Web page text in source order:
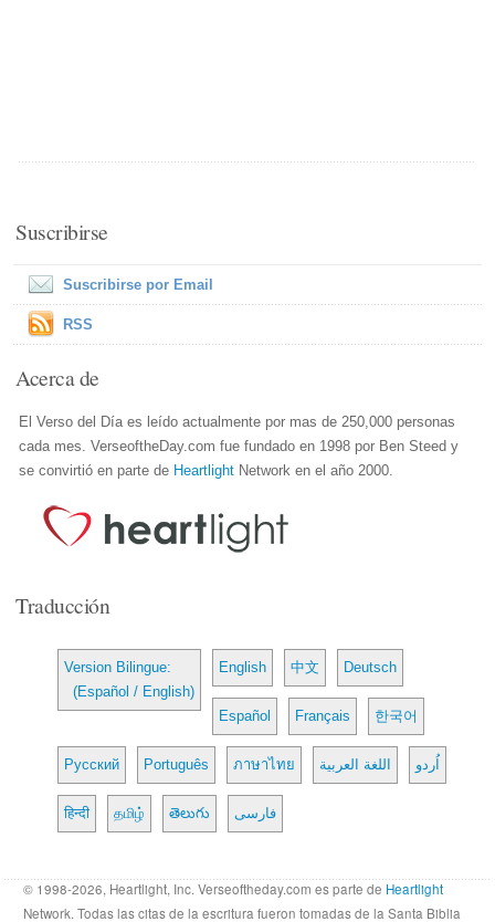
Suscribirse
Suscribirse por Email
RSS
Acerca de
El Verso del Día es leído actualmente por mas de 250,000 personas
cada mes. VerseoftheDay.com fue fundado en 1998 por Ben Steed y
se convirtió en parte de Heartlight Network en el año 2000.
Traducción
Version Bilingue:
(Español / English)
English 中文 Deutsch
Español Français 한국어
Русский Português ภาษาไทย اللغة العربية اُردو
हिन्दी தமிழ் తెలుగు فارسی
© 1998-2026, Heartlight, Inc. Verseoftheday.com es parte de Heartlight
Network. Todas las citas de la escritura fueron tomadas de la Santa Biblia